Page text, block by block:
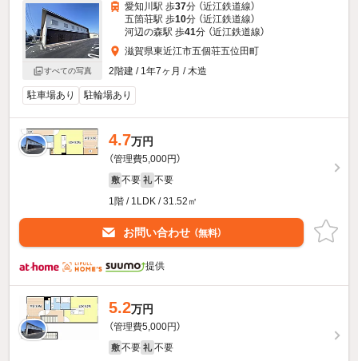
すべての写真
愛知川駅 歩37分 （近江鉄道線）
五箇荘駅 歩10分 （近江鉄道線）
河辺の森駅 歩41分 （近江鉄道線）
滋賀県東近江市五個荘五位田町
2階建 / 1年7ヶ月 / 木造
駐車場あり 駐輪場あり
4.7万円
（管理費5,000円）
敷 不要 礼 不要
1階 / 1LDK / 31.52㎡
お問い合わせ （無料）
提供
5.2万円
（管理費5,000円）
敷 不要 礼 不要